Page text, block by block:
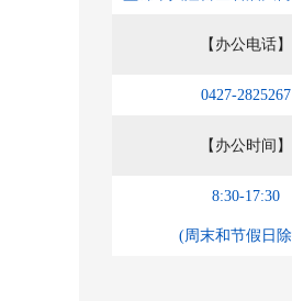
【办公电话】
0427-2825267
【办公时间】
8:30-17:30
(周末和节假日